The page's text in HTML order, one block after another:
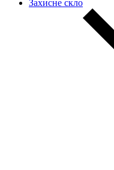
Захисне скло